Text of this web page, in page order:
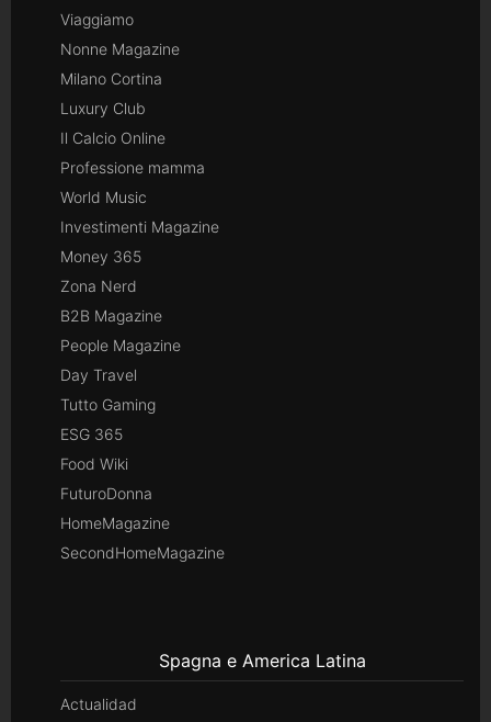
Viaggiamo
Nonne Magazine
Milano Cortina
Luxury Club
Il Calcio Online
Professione mamma
World Music
Investimenti Magazine
Money 365
Zona Nerd
B2B Magazine
People Magazine
Day Travel
Tutto Gaming
ESG 365
Food Wiki
FuturoDonna
HomeMagazine
SecondHomeMagazine
Spagna e America Latina
Actualidad